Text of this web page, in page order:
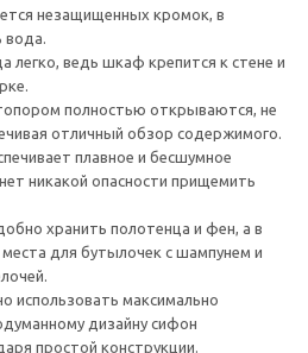
незащищенных кромок, в
легко, ведь шкаф крепится к стене и
полностью открываются, не
отличный обзор содержимого.
плавное и бесшумное
никакой опасности прищемить
хранить полотенца и фен, а в
для бутылочек с шампунем и
использовать максимально
дизайну сифон
простой конструкции.